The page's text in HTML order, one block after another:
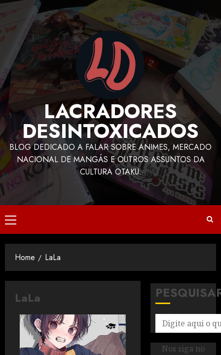
LACRADORES
DESINTOXICADOS
BLOG DEDICADO A FALAR SOBRE ANIMES, MERCADO
NACIONAL DE MANGÁS E OUTROS ASSUNTOS DA
CULTURA OTAKU.
Home LaLa
LaLa
Nos siga no